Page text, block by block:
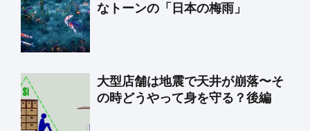
なトーンの「日本の梅雨」
大型店舗は地震で天井が崩落〜そ
の時どうやって身を守る？後編